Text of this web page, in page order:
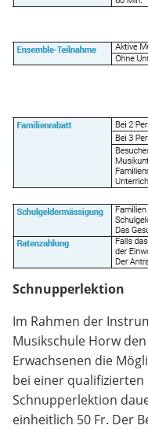
Schnupperlektion
Im Rahmen der
Musikschule Horw
Erwachsenen die
bei einer
Schnupperlektion
einheitlich 50 Fr. Der